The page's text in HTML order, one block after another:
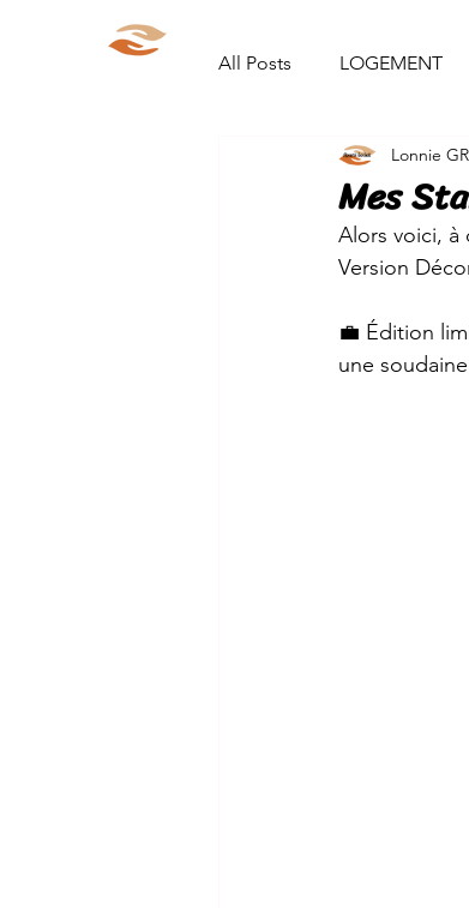
All Posts
LOGEMENT
ORGANISATION/
DEMARCHES
PARCOURS
Mes
Lonnie
Alors voici, à
Version
💼 Édition
une